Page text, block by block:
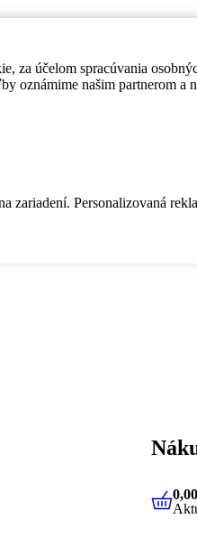
za účelom spracúvania
oznámime našim partnerom a
Personalizovaná